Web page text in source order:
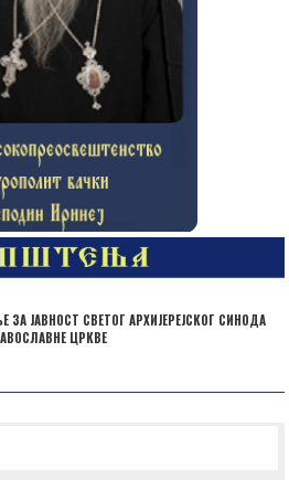
ЗА ЈАВНОСТ СВЕТОГ АРХИЈЕРЕЈСКОГ СИНОДА
ЦРКВЕ